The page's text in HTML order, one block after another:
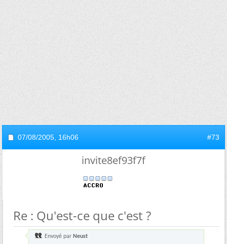
07/08/2005, 16h06 #73
invite8ef93f7f
Re : Qu'est-ce que c'est ?
Envoyé par Neust